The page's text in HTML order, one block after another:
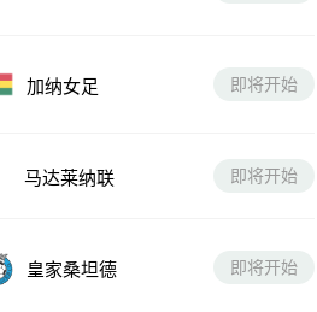
加纳女足 即将开始
马达莱纳联 即将开始
皇家桑坦德 即将开始